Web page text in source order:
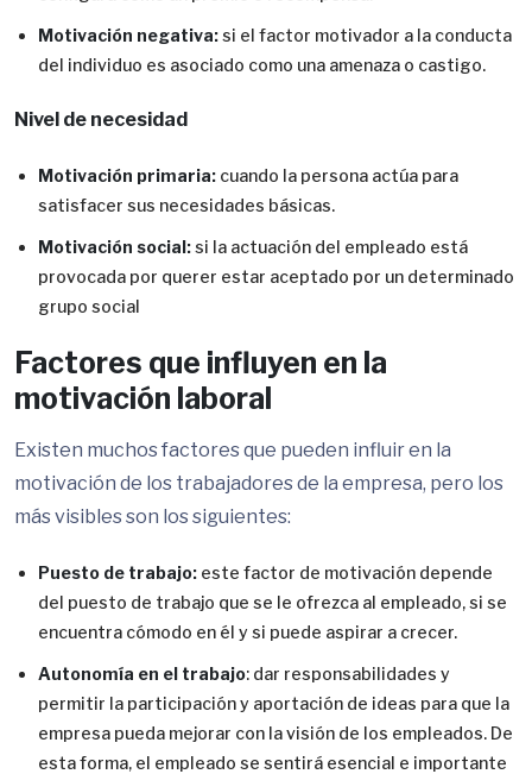
Motivación negativa:si el factor motivador a la conducta
del individuo es asociado como una amenaza o castigo.
Nivel de necesidad
Motivación primaria: cuando la persona actúa para
satisfacer sus necesidades básicas.
Motivación social:si la actuación del empleado está
provocada por querer estar aceptado por un determinado
grupo social
Factores que influyen en la
motivación laboral
Existen muchos factores que pueden influir en la
motivación de los trabajadores de la empresa, pero los
más visibles son los siguientes:
Puesto de trabajo: este factor de motivación depende
del puesto de trabajo que se le ofrezca al empleado, si se
encuentra cómodo en él y si puede aspirar a crecer.
Autonomía en el trabajo: dar responsabilidades y
permitir la participación y aportación de ideas para que la
empresa pueda mejorar con la visión de los empleados. De
esta forma, el empleado se sentirá esencial e importante